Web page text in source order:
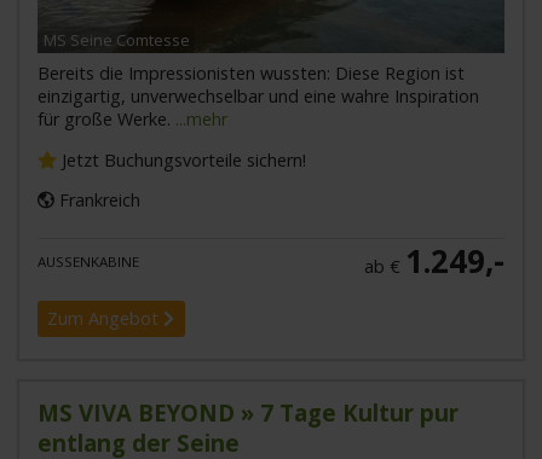
MS Seine Comtesse
Bereits die Impressionisten wussten: Diese Region ist
einzigartig, unverwechselbar und eine wahre Inspiration
für große Werke. ...mehr
Jetzt Buchungsvorteile sichern!
Frankreich
AUSSENKABINE ab € 1.249,-
Zum Angebot
MS VIVA BEYOND » 7 Tage Kultur pur
entlang der Seine